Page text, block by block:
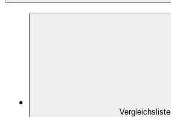
Vergleichsliste